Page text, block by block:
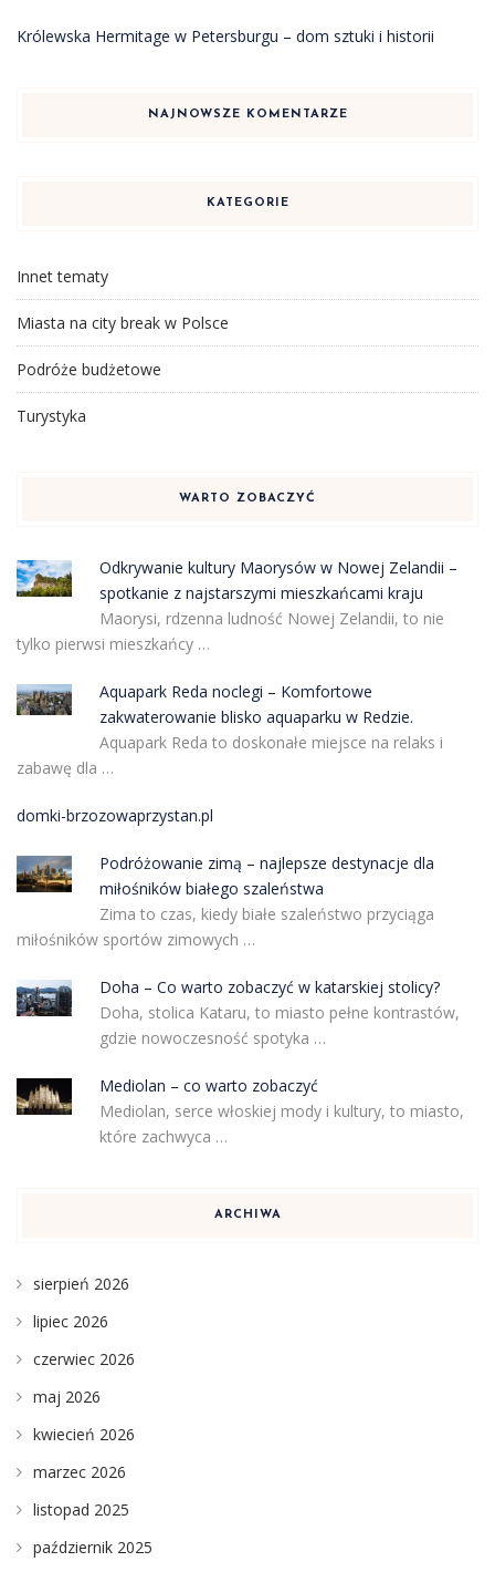
Królewska Hermitage w Petersburgu – dom sztuki i historii
NAJNOWSZE KOMENTARZE
KATEGORIE
Innet tematy
Miasta na city break w Polsce
Podróże budżetowe
Turystyka
WARTO ZOBACZYĆ
Odkrywanie kultury Maorysów w Nowej Zelandii –
spotkanie z najstarszymi mieszkańcami kraju
Maorysi, rdzenna ludność Nowej Zelandii, to nie
tylko pierwsi mieszkańcy …
Aquapark Reda noclegi – Komfortowe
zakwaterowanie blisko aquaparku w Redzie.
Aquapark Reda to doskonałe miejsce na relaks i
zabawę dla …
domki-brzozowaprzystan.pl
Podróżowanie zimą – najlepsze destynacje dla
miłośników białego szaleństwa
Zima to czas, kiedy białe szaleństwo przyciąga
miłośników sportów zimowych …
Doha – Co warto zobaczyć w katarskiej stolicy?
Doha, stolica Kataru, to miasto pełne kontrastów,
gdzie nowoczesność spotyka …
Mediolan – co warto zobaczyć
Mediolan, serce włoskiej mody i kultury, to miasto,
które zachwyca …
ARCHIWA
sierpień 2026
lipiec 2026
czerwiec 2026
maj 2026
kwiecień 2026
marzec 2026
listopad 2025
październik 2025